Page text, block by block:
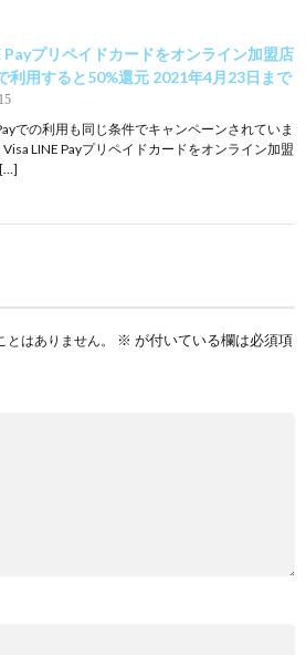
Payプリペイドカードをオンライン加盟店
利用すると50%還元 2021年4月23日まで
での利用も同じ条件でキャンペーンされていま
Visa LINE Payプリペイドカードをオンライン加盟
はありません。 ※ が付いている欄は必須項